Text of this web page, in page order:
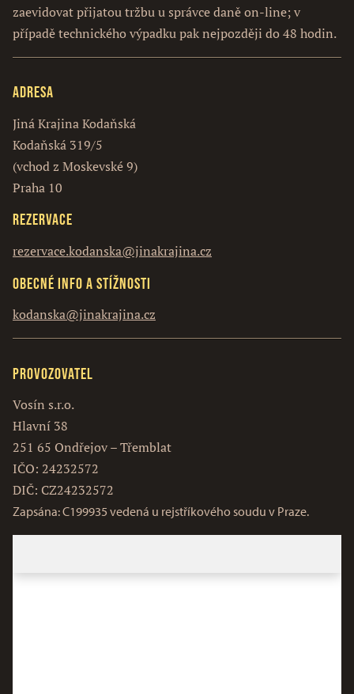
zaevidovat přijatou tržbu u správce daně on-line; v
případě technického výpadku pak nejpozději do 48 hodin.
Adresa
Jiná Krajina Kodaňská
Kodaňská 319/5
(vchod z Moskevské 9)
Praha 10
Rezervace
rezervace.kodanska@jinakrajina.cz
Obecné info a stížnosti
kodanska@jinakrajina.cz
Provozovatel
Vosín s.r.o.
Hlavní 38
251 65 Ondřejov – Třemblat
IČO: 24232572
DIČ: CZ24232572
Zapsána: C199935 vedená u rejstříkového soudu v Praze.